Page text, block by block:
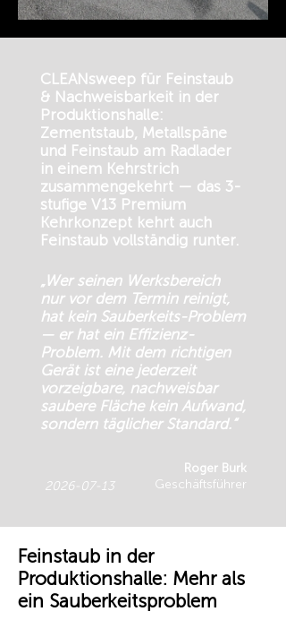
CLEANsweep für Feinstaub
& Nachweisbarkeit in der
Produktionshalle:
Zementstaub, Metallspäne
und Feinstaub am Radlader
in einem Kehrstrich
zusammengekehrt — das 3-
stufige V13 Premium
Kehrkonzept kehrt auch
Feinstaub vollständig runter.
„Wer seinen Werksbereich
nur vor dem Termin reinigt,
hat kein Sauberkeits-Problem
— er hat ein Effizienz-
Problem. Mit dem richtigen
Gerät ist eine jederzeit
vorzeigbare, nachweisbar
saubere Fläche kein Aufwand,
sondern täglicher Standard.“
2026-07-13
Roger Burk
Geschäftsführer
Feinstaub in der
Produktionshalle: Mehr als
ein Sauberkeitsproblem